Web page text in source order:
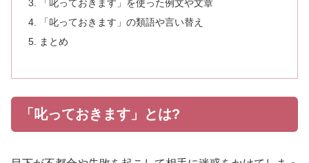
「叱っておきます」を使った例文や文章
「叱っておきます」の類語や言い替え
まとめ
「叱っておきます」とは?